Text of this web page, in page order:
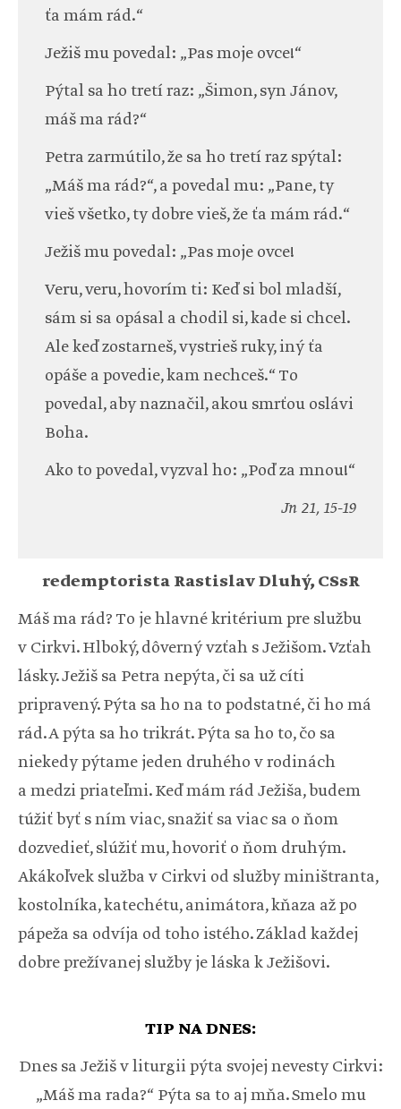
ťa mám rád.“
Ježiš mu povedal: „Pas moje ovce!“
Pýtal sa ho tretí raz: „Šimon, syn Jánov,
máš ma rád?“
Petra zarmútilo, že sa ho tretí raz spýtal:
„Máš ma rád?“, a povedal mu: „Pane, ty
vieš všetko, ty dobre vieš, že ťa mám rád.“
Ježiš mu povedal: „Pas moje ovce!
Veru, veru, hovorím ti: Keď si bol mladší,
sám si sa opásal a chodil si, kade si chcel.
Ale keď zostarneš, vystrieš ruky, iný ťa
opáše a povedie, kam nechceš.“ To
povedal, aby naznačil, akou smrťou oslávi
Boha.
Ako to povedal, vyzval ho: „Poď za mnou!“
Jn 21, 15-19
redemptorista Rastislav Dluhý, CSsR
Máš ma rád? To je hlavné kritérium pre službu
v Cirkvi. Hlboký, dôverný vzťah s Ježišom. Vzťah
lásky. Ježiš sa Petra nepýta, či sa už cíti
pripravený. Pýta sa ho na to podstatné, či ho má
rád. A pýta sa ho trikrát. Pýta sa ho to, čo sa
niekedy pýtame jeden druhého v rodinách
a medzi priateľmi. Keď mám rád Ježiša, budem
túžiť byť s ním viac, snažiť sa viac sa o ňom
dozvedieť, slúžiť mu, hovoriť o ňom druhým.
Akákoľvek služba v Cirkvi od služby miništranta,
kostolníka, katechétu, animátora, kňaza až po
pápeža sa odvíja od toho istého. Základ každej
dobre prežívanej služby je láska k Ježišovi.
TIP NA DNES:
Dnes sa Ježiš v liturgii pýta svojej nevesty Cirkvi:
„Máš ma rada?“ Pýta sa to aj mňa. Smelo mu